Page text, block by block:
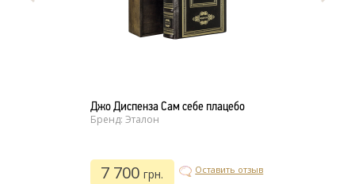
Джо Диспенза Сам себе плацебо
Бренд: Эталон
7 700грн. Оставить отзыв